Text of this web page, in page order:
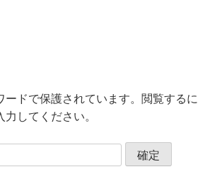
ードで保護されています。閲覧するに
してください。